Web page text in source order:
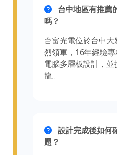
台中地區有推薦
嗎？
台富光電位於台中
烈領軍，16年經驗
電腦多層板設計，
龍。
設計完成後如何
題？